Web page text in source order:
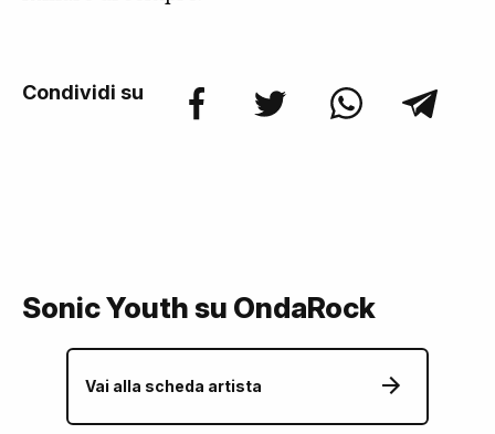
Condividi su
Sonic Youth su OndaRock
Vai alla scheda artista